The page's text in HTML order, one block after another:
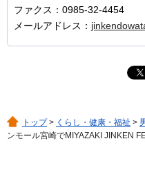
ファクス：0985-32-4454
メールアドレス：
トップ> くらし・健康・福祉 >
ンモール宮崎でMIYAZAKI JINKEN